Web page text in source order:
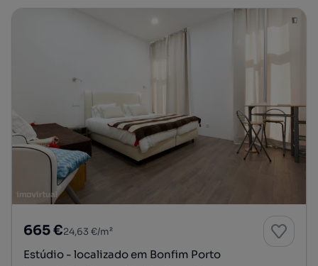
665 €24,63 €/m²
Estúdio - localizado em Bonfim Porto